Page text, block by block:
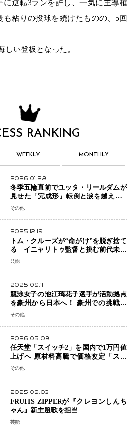
に逆転3ランを許し、一気に主導権
も粘りの投球を続けたものの、5回
しい登板となった。
RANKING
WEEKLY MONTHLY
2026.01.28
冬季五輪直前でユッタ・リールダムが
見せた「完成形」転倒と涙を越えて─
ミラノで金を狙うオランダ女王の現在
その他
2025.12.19
トム・クルーズが“命がけ”を脱ぎ捨て
る―イニャリトゥ監督と挑む前代未聞
の大惨事コメディ「DIGGER ディガ
芸能
2025.09.11
競泳女子の池江璃花子選手が活動拠点
を豪州から日本へ！ 豪州での挑戦を
糧に、28年ロサンゼルス五輪へ再始動
その他
2026.05.08
任天堂「スイッチ2」を国内で1万円値
上げへ 原材料高騰で価格改定「スイ
ッチオンライン」も引き上げ
その他
2025.09.03
FRUITS ZIPPERが『クレヨンしんち
ゃん』新主題歌を担当
芸能